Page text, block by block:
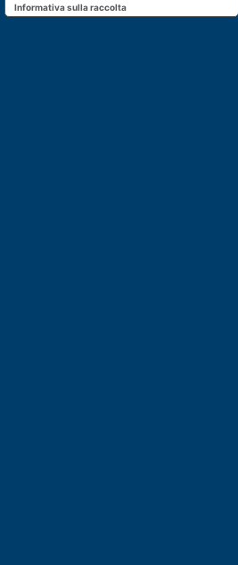
Informativa sulla raccolta